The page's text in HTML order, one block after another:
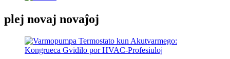
plej novaj novaĵoj